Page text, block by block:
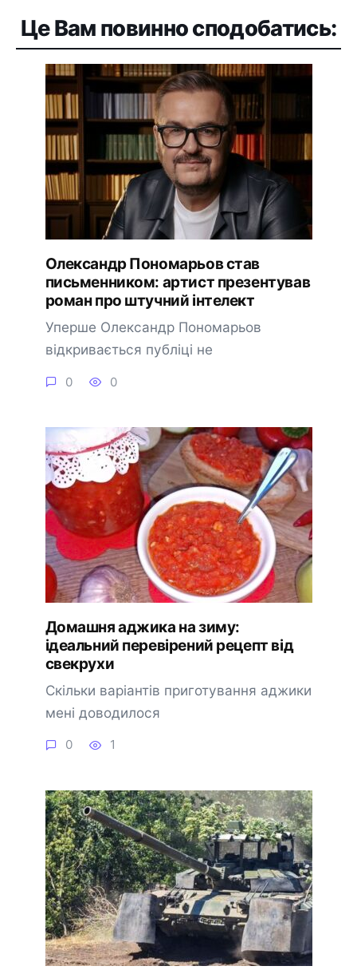
Це Вам повинно сподобатись:
Олександр Пономарьов став
письменником: артист презентував
роман про штучний інтелект
Уперше Олександр Пономарьов
відкривається публіці не
0 0
Домашня аджика на зиму:
ідеальний перевірений рецепт від
свекрухи
Скільки варіантів приготування аджики
мені доводилося
0 1